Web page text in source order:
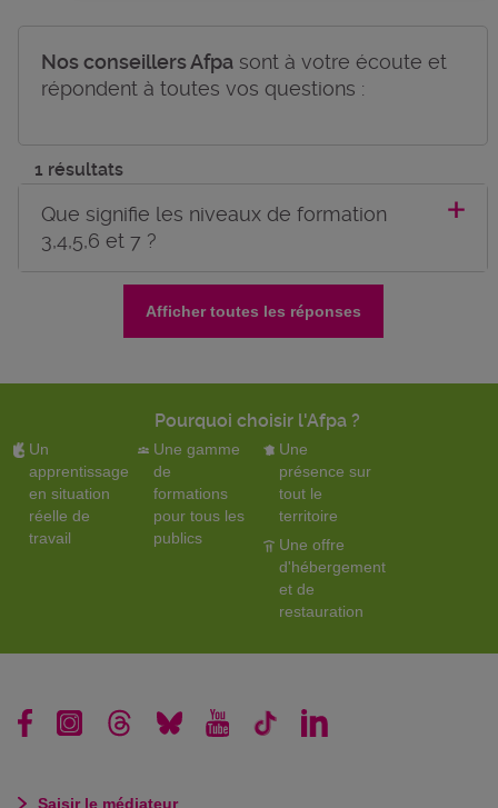
Nos conseillers Afpasont à votre écoute et
répondent à toutes vos questions :
1 résultats
Que signifie les niveaux de formation
3,4,5,6 et 7 ?
Afficher toutes les réponses
Pourquoi choisir l'Afpa ?
Un
apprentissage
en situation
réelle de
travail
Une gamme
de
formations
pour tous les
publics
Une
présence sur
tout le
territoire
Une offre
d'hébergement
et de
restauration
Saisir le médiateur